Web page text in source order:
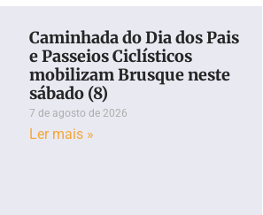
Caminhada do Dia dos Pais
e Passeios Ciclísticos
mobilizam Brusque neste
sábado (8)
7 de agosto de 2026
Ler mais »